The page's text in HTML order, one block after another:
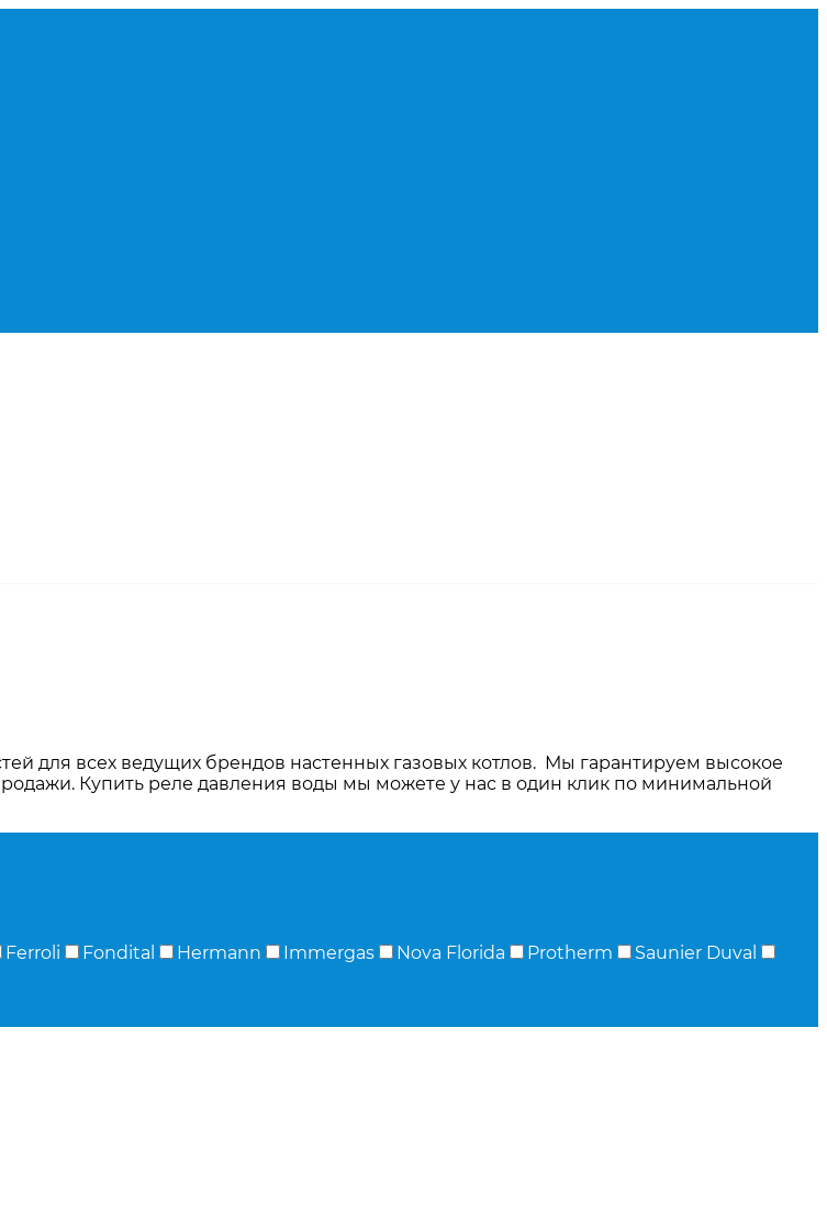
для всех ведущих брендов настенных газовых котлов. Мы гарантируем высокое
Купить реле давления воды мы можете у нас в один клик по минимальной
Ferroli Fondital Hermann Immergas Nova Florida Protherm
Saunier Duval